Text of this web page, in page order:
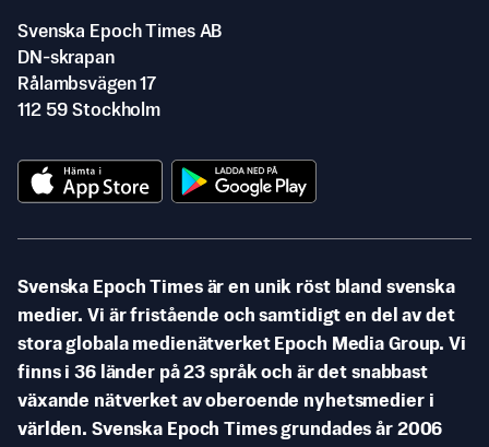
Svenska Epoch Times AB
DN-skrapan
Rålambsvägen 17
112 59 Stockholm
Svenska Epoch Times är en unik röst bland svenska
medier. Vi är fristående och samtidigt en del av det
stora globala medienätverket Epoch Media Group. Vi
finns i 36 länder på 23 språk och är det snabbast
växande nätverket av oberoende nyhetsmedier i
världen. Svenska Epoch Times grundades år 2006